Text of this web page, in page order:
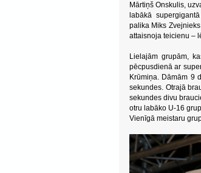
Mārtiņš Onskulis,
labākā
palika Miks
attaisnoja teicienu –
Lielajām grupām,
pēcpusdienā ar
Krūmiņa. Dāmām 9
sekundes. Otrajā
sekundes divu
otru labāko U-16
Vienīgā meistaru